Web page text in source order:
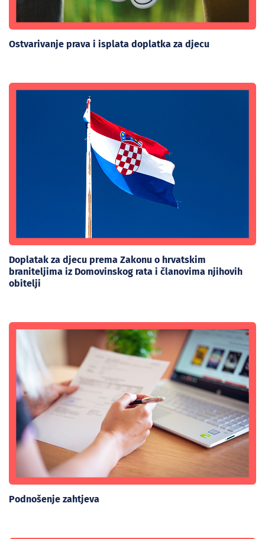
Ostvarivanje prava i isplata doplatka za djecu
Doplatak za djecu prema Zakonu o hrvatskim
braniteljima iz Domovinskog rata i članovima njihovih
obitelji
Podnošenje zahtjeva